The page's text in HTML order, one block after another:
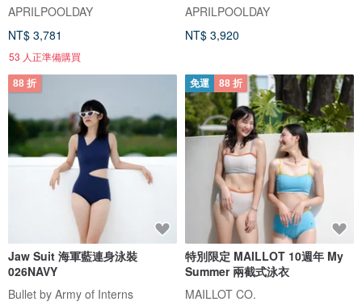
APRILPOOLDAY
NT$ 3,781
53 人正準備購買
APRILPOOLDAY
NT$ 3,920
88 折
Jaw Suit 海軍藍連身泳裝
026NAVY
Bullet by Army of Interns
免運 88 折
特別限定 MAILLOT 10週年 My
Summer 兩截式泳衣
MAILLOT CO.